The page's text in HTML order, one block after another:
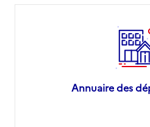
Annuaire des